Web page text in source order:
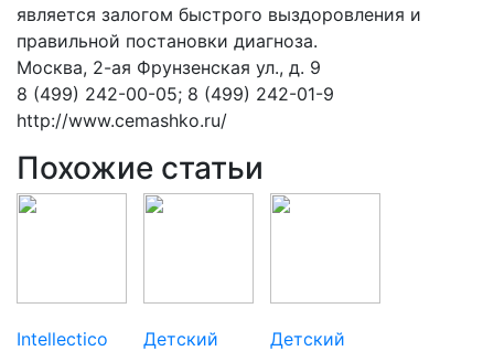
является залогом быстрого выздоровления и
правильной постановки диагноза.
Москва, 2-ая Фрунзенская ул., д. 9
8 (499) 242-00-05; 8 (499) 242-01-9
http://www.cemashko.ru/
Похожие статьи
Intellectico
Детский
Детский